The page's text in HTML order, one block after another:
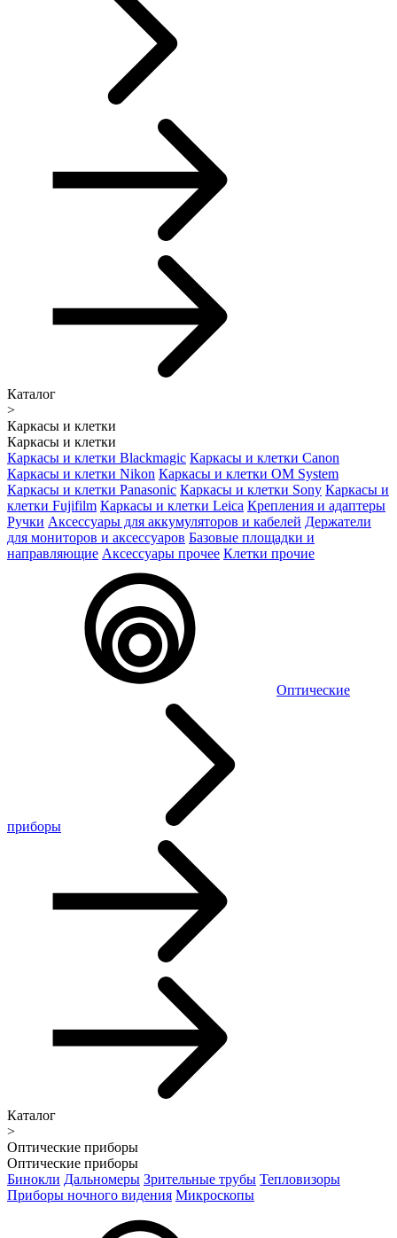
Каталог
>
Каркасы и клетки
Каркасы и клетки
Каркасы и клетки Blackmagic Каркасы и клетки Canon
Каркасы и клетки Nikon Каркасы и клетки OM System
Каркасы и клетки Panasonic Каркасы и клетки Sony Каркасы и
клетки Fujifilm Каркасы и клетки Leica Крепления и адаптеры
Ручки Аксессуары для аккумуляторов и кабелей Держатели
для мониторов и аксессуаров Базовые площадки и
направляющие Аксессуары прочее Клетки прочие
Оптические
приборы
Каталог
>
Оптические приборы
Оптические приборы
Бинокли Дальномеры Зрительные трубы Тепловизоры
Приборы ночного видения Микроскопы